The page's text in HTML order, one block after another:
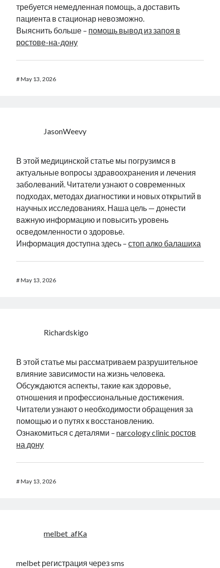
требуется немедленная помощь, а доставить
пациента в стационар невозможно.
Выяснить больше – помощь вывод из запоя в
ростове-на-дону
#May 13, 2026
JasonWeevy
В этой медицинской статье мы погрузимся в
актуальные вопросы здравоохранения и лечения
заболеваний. Читатели узнают о современных
подходах, методах диагностики и новых открытий в
научных исследованиях. Наша цель — донести
важную информацию и повысить уровень
осведомленности о здоровье.
Информация доступна здесь –стоп алко балашиха
#May 13, 2026
Richardskigo
В этой статье мы рассматриваем разрушительное
влияние зависимости на жизнь человека.
Обсуждаются аспекты, такие как здоровье,
отношения и профессиональные достижения.
Читатели узнают о необходимости обращения за
помощью и о путях к восстановлению.
Ознакомиться с деталями –narcology clinic ростов
на дону
#May 13, 2026
melbet_afKa
melbet регистрация через sms